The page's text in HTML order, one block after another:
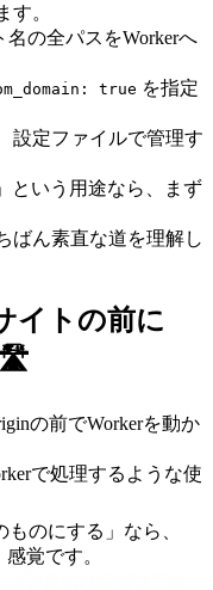
す。
名の全パスをWorkerへ
true を指定
設定ファイルで管理す
という用途なら、まず
ばん素直な道を理解し
イトの前に
🛣️
の前でWorkerを動か
で処理するような使
ものにする」なら、
覚です。